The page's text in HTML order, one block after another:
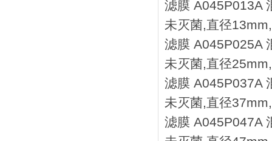
滤膜 A045P013A
未灭菌,直径
滤膜 A045P025A
未灭菌,直径
滤膜 A045P037A
未灭菌,直径
滤膜 A045P047A